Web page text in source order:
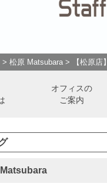
> 松原 Matsubara > 【松原
オフィスの
ご案内